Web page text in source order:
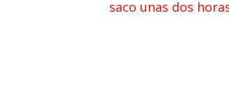
saco unas dos